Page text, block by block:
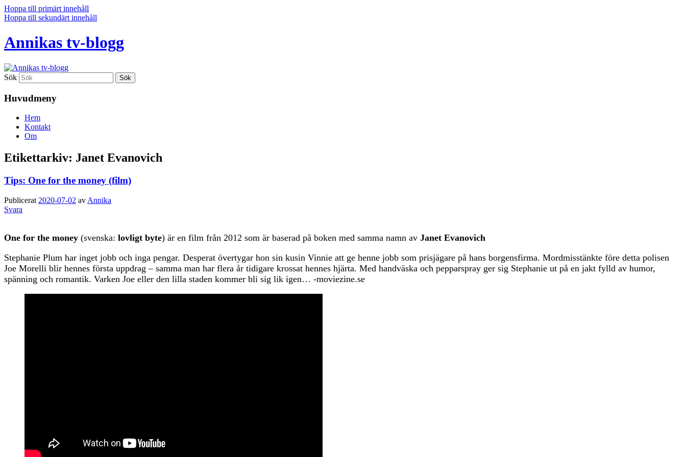
Hoppa till primärt innehåll
Hoppa till sekundärt innehåll
Annikas tv-blogg
Sök
Huvudmeny
Hem
Kontakt
Om
Etikettarkiv: Janet Evanovich
Tips: One for the money (film)
Publicerat 2020-07-02 av Annika
Svara
One for the money (svenska: lovligt byte) är en film från 2012 som är baserad på boken med samma namn av Janet Evanovich
Stephanie Plum har inget jobb och inga pengar. Desperat övertygar hon sin kusin Vinnie att ge henne jobb som prisjägare på hans borgensfirma. Mordmisstänkte före detta polisen
Joe Morelli blir hennes första uppdrag – samma man har flera år tidigare krossat hennes hjärta. Med handväska och pepparspray ger sig Stephanie ut på en jakt fylld av humor,
spänning och romantik. Varken Joe eller den lilla staden kommer bli sig lik igen… -moviezine.se